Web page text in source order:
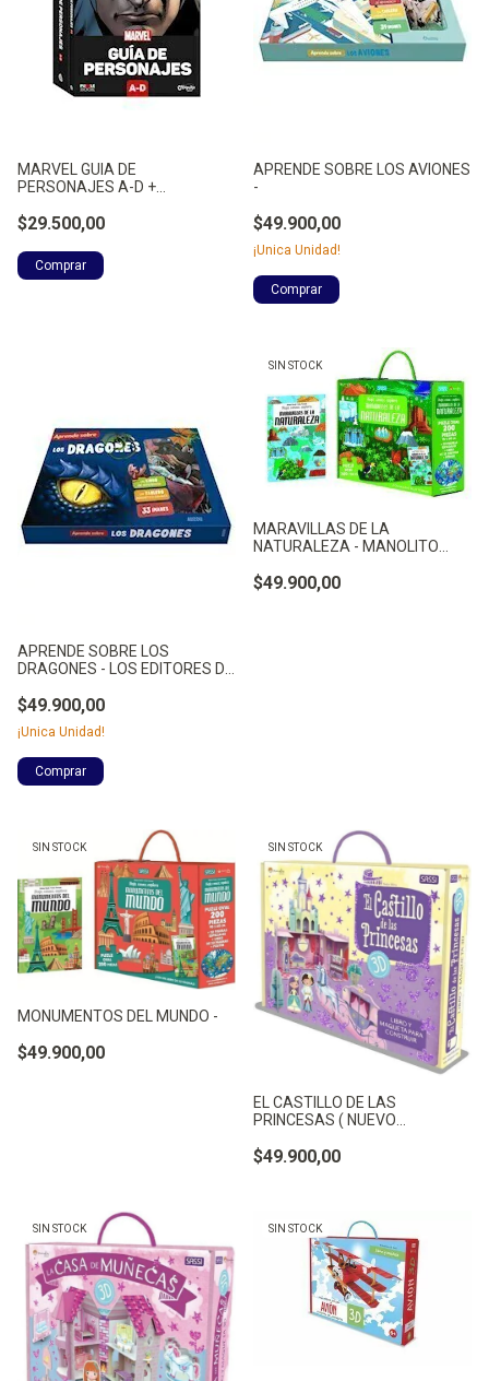
MARVEL GUIA DE
PERSONAJES A-D +
CATAPULTA
$29.500,00
APRENDE SOBRE LOS AVIONES
-
$49.900,00
¡Unica Unidad!
APRENDE SOBRE LOS
DRAGONES - LOS EDITORES DE
$49.900,00
¡Unica Unidad!
SIN STOCK
MARAVILLAS DE LA
NATURALEZA - MANOLITO
$49.900,00
SIN STOCK
MONUMENTOS DEL MUNDO -
$49.900,00
SIN STOCK
EL CASTILLO DE LAS
PRINCESAS ( NUEVO
$49.900,00
SIN STOCK SIN STOCK